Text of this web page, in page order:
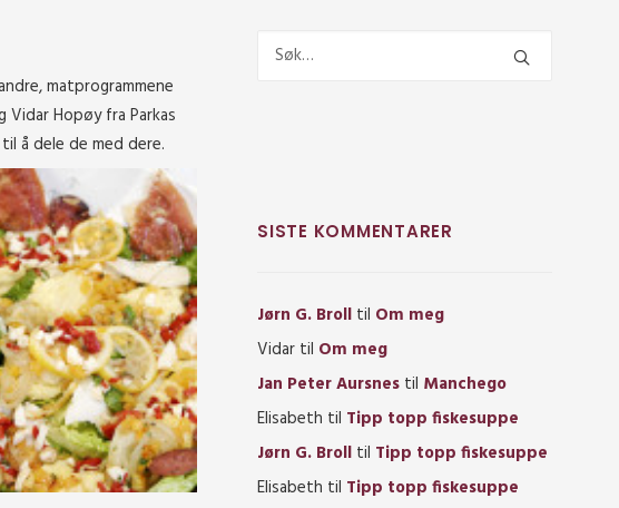
matprogrammene
Vidar Hopøy fra Parkas
å dele de med dere.
SISTE KOMMENTARER
Jørn G. Broll til Om meg
Vidar til Om meg
Jan Peter Aursnes til Manchego
Elisabeth til Tipp topp fiskesuppe
Jørn G. Broll til Tipp topp fiskesuppe
Elisabeth til Tipp topp fiskesuppe